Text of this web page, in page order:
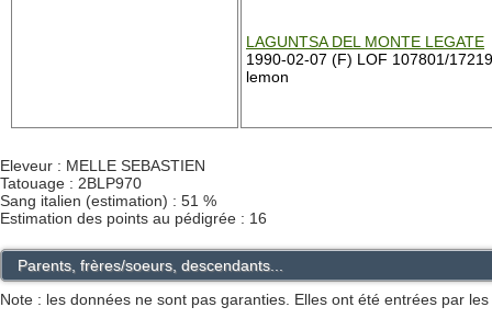
LAGUNTSA DEL MONTE LEGATE
1990-02-07 (F) LOF 107801/
lemon
Eleveur : MELLE SEBASTIEN
Tatouage : 2BLP970
Sang italien (estimation) : 51 %
Estimation des points au pédigrée : 16
Parents, frères/soeurs, descendants...
Note : les données ne sont pas garanties. Elles ont été entrées par